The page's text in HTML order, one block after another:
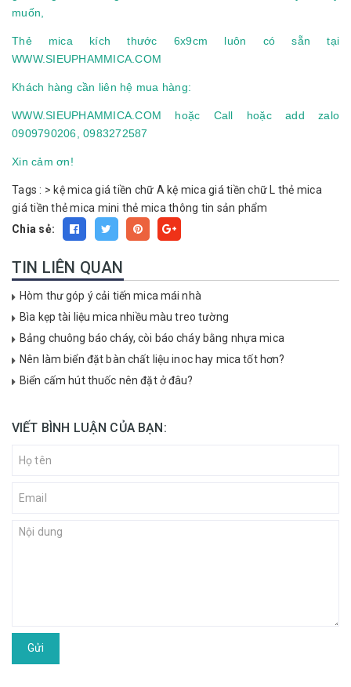
muốn,
Thẻ mica kích thước 6x9cm luôn có sẵn tại
WWW.SIEUPHAMMICA.COM
Khách hàng cần liên hệ mua hàng:
WWW.SIEUPHAMMICA.COM hoặc Call hoặc add zalo
0909790206, 0983272587
Xin cảm ơn!
Tags : > kệ mica giá tiền chữ A kệ mica giá tiền chữ L thẻ mica
giá tiền thẻ mica mini thẻ mica thông tin sản phẩm
Chia sẻ:
TIN LIÊN QUAN
Hòm thư góp ý cải tiến mica mái nhà
Bìa kẹp tài liệu mica nhiều màu treo tường
Bảng chuông báo cháy, còi báo cháy bằng nhựa mica
Nên làm biển đặt bàn chất liệu inoc hay mica tốt hơn?
Biển cấm hút thuốc nên đặt ở đâu?
VIẾT BÌNH LUẬN CỦA BẠN:
Gửi